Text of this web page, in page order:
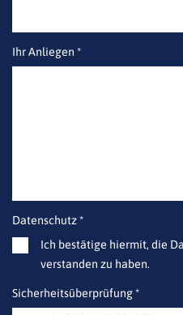
Ihr Anliegen *
Datenschutz *
Ich bestätige hiermit, die
verstanden zu haben.
Sicherheitsüberprüfung *